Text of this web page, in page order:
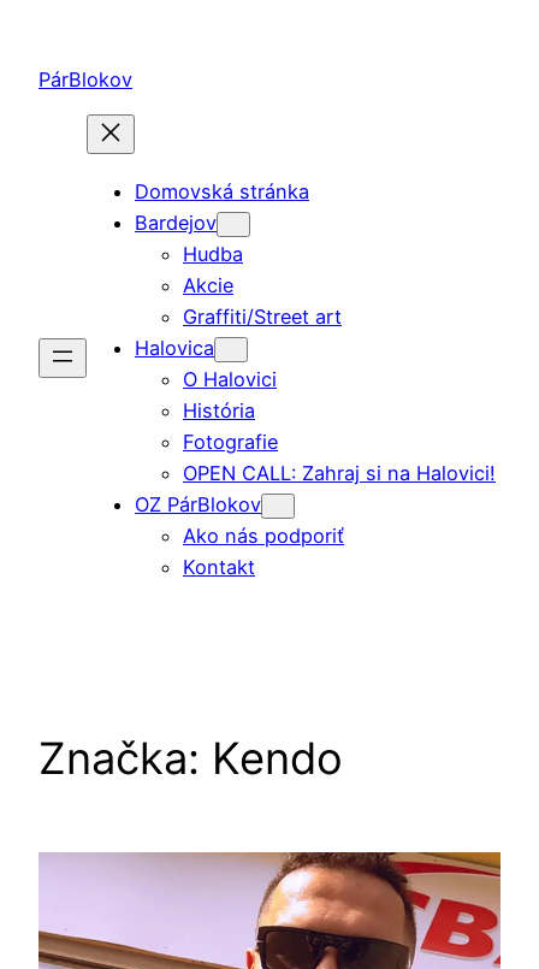
obsah
PárBlokov
Domovská stránka
Bardejov
Hudba
Akcie
Graffiti/Street art
Halovica
O Halovici
História
Fotografie
OPEN CALL: Zahraj si na Halovici!
OZ PárBlokov
Ako nás podporiť
Kontakt
Značka: Kendo